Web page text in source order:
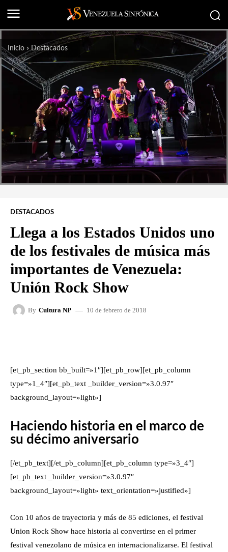
Inicio Destacados
DESTACADOS
Llega a los Estados Unidos uno
de los festivales de música más
importantes de Venezuela:
Unión Rock Show
By Cultura NP 10 de febrero de 2018
[et_pb_section bb_built=»1″][et_pb_row][et_pb_column
type=»1_4″][et_pb_text _builder_version=»3.0.97″
background_layout=»light»]
Haciendo historia en el marco de
su décimo aniversario
[/et_pb_text][/et_pb_column][et_pb_column type=»3_4″]
[et_pb_text _builder_version=»3.0.97″
background_layout=»light» text_orientation=»justified»]
Con 10 años de trayectoria y más de 85 ediciones, el festival
Union Rock Show hace historia al convertirse en el primer
festival venezolano de música en internacionalizarse. El festival